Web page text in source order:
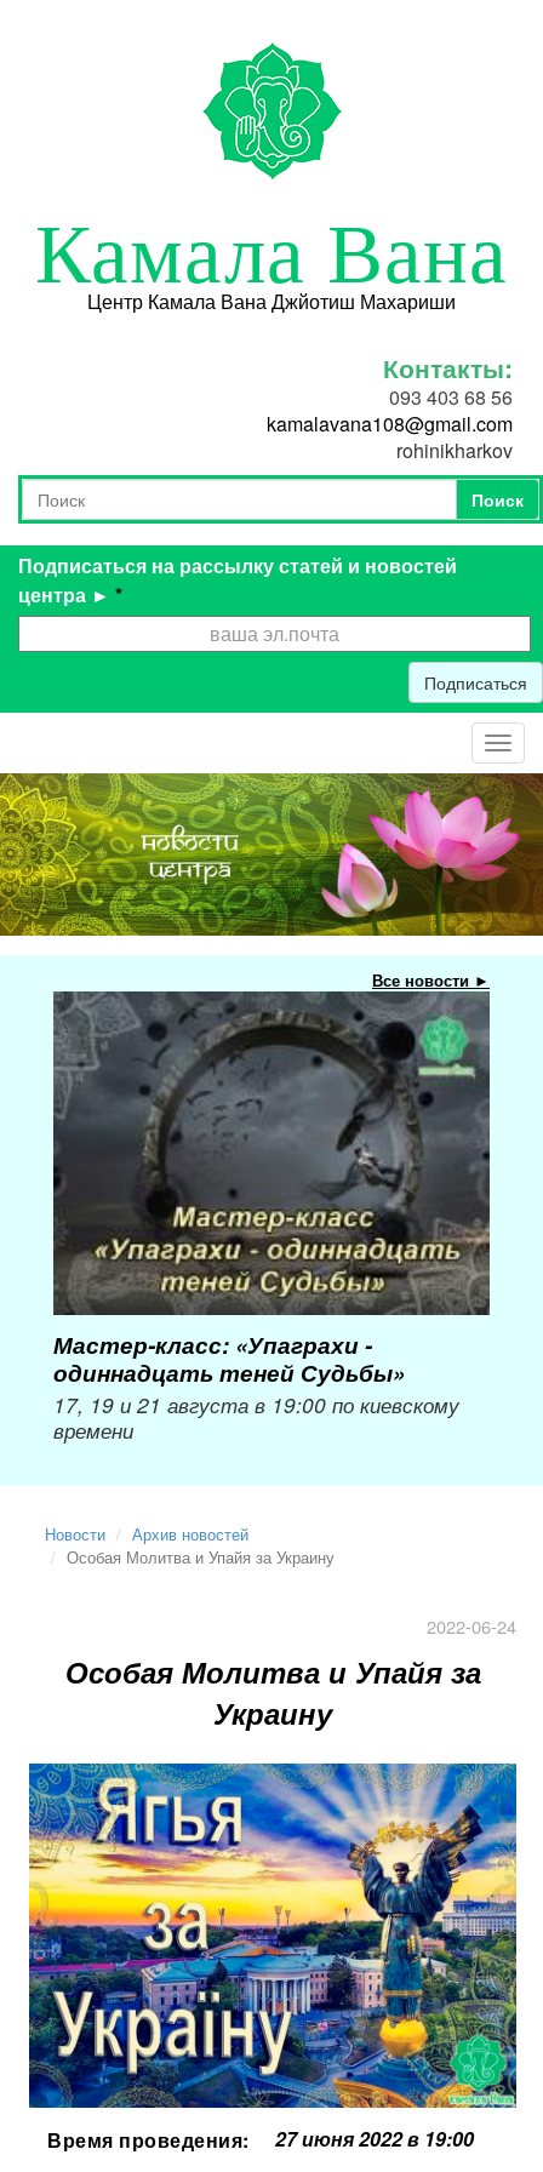
Камала Вана
Центр Камала Вана Джйотиш Махариши
Контакты:
093 403 68 56
kamalavana108@gmail.com
rohinikharkov
Форма поиска
Поиск
Поиск
Подписаться на рассылку статей и новостей
центра ► *
Подписаться
Все новости ►
Мастер-класс: «Упаграхи -
одиннадцать теней Судьбы»
17, 19 и 21 августа в 19:00 по киевскому
времени
Новости
Архив новостей
Особая Молитва и Упайя за Украину
2022-06-24
Особая Молитва и Упайя за
Украину
Время проведения: 27 июня 2022 в 19:00